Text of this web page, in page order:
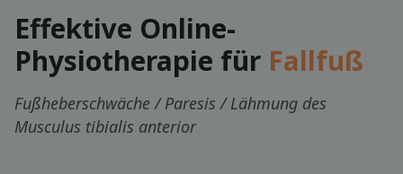
Effektive Online-
Physiotherapie für Fallfuß
Fußheberschwäche / Paresis / Lähmung des
Musculus tibialis anterior